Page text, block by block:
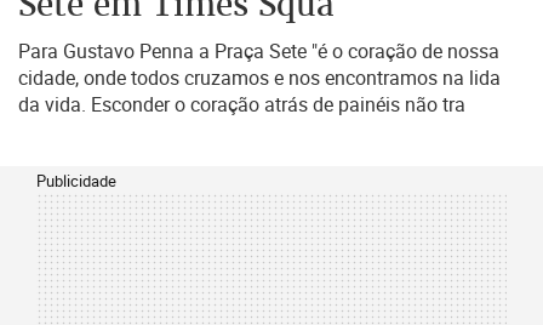
Para Gustavo Penna a Praça Sete "é o coração de nossa
cidade, onde todos cruzamos e nos encontramos na lida
da vida. Esconder o coração atrás de painéis não tra
Publicidade